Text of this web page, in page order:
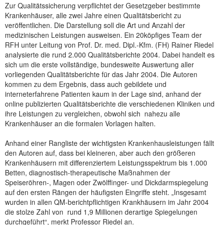
Zur Qualitätssicherung verpflichtet der Gesetzgeber bestimmte
Krankenhäuser, alle zwei Jahre einen Qualitätsbericht zu
veröffentlichen. Die Darstellung soll die Art und Anzahl der
medizinischen Leistungen ausweisen. Ein 20köpfiges Team der
RFH unter Leitung von Prof. Dr. med. Dipl.-Kfm. (FH) Rainer Riedel
analysierte die rund 2.000 Qualitätsberichte 2004. Dabei handelt es
sich um die erste vollständige, bundesweite Auswertung aller
vorliegenden Qualitätsberichte für das Jahr 2004. Die Autoren
kommen zu dem Ergebnis, dass auch gebildete und
interneterfahrene Patienten kaum in der Lage sind, anhand der
online publizierten Qualitätsberichte die verschiedenen Kliniken und
ihre Leistungen zu vergleichen, obwohl sich nahezu alle
Krankenhäuser an die formalen Vorlagen halten.
Anhand einer Rangliste der wichtigsten Krankenhausleistungen fällt
den Autoren auf, dass bei kleineren, aber auch den größeren
Krankenhäusern mit differenziertem Leistungsspektrum bis 1.000
Betten, diagnostisch-therapeutische Maßnahmen der
Speiseröhren-, Magen oder Zwölffinger- und Dickdarmspiegelung
auf den ersten Rängen der häufigsten Eingriffe steht. „Insgesamt
wurden in allen QM-berichtpflichtigen Krankhäusern im Jahr 2004
die stolze Zahl von rund 1,9 Millionen derartige Spiegelungen
durchgeführt“, merkt Professor Riedel an.